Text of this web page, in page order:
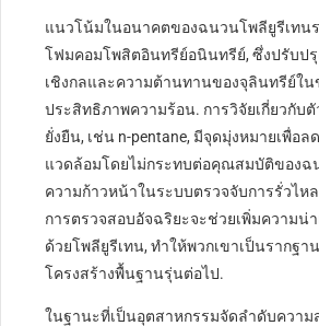
แนวโน้มในอนาคตของฉนวนโพลียูรีเทน
โฟมคอมโพสิตอินทรีย์อนินทรีย์, ซึ่งปรับป
เชิงกลและความต้านทานของจุลินทรีย์ใ
ประสิทธิภาพความร้อน. การวิจัยเกี่ยวกับตั
ยั่งยืน, เช่น n-pentane, มีจุดมุ่งหมายเพื่อ
แวดล้อมโดยไม่กระทบต่อคุณสมบัติของฉ
ความก้าวหน้าในระบบตรวจจับการรั่วไห
การตรวจสอบอัจฉริยะจะช่วยเพิ่มความน่
ด้วยโพลียูรีเทน, ทำให้พวกเขาเป็นรากฐ
โครงสร้างพื้นฐานรุ่นต่อไป.
ในฐานะที่เป็นอุตสาหกรรมจัดลำดับควา